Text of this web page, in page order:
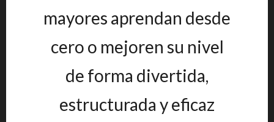
mayores aprendan desde
cero o mejoren su nivel
de forma divertida,
estructurada y eficaz